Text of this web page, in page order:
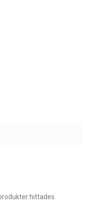
hittades.